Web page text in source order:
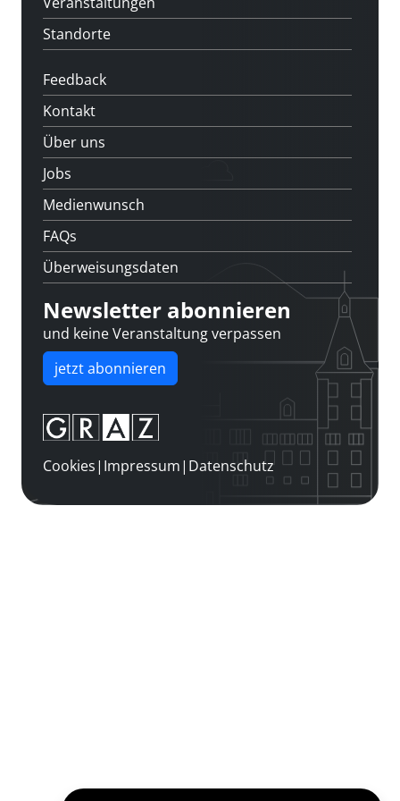
Standorte
Feedback
Kontakt
Über uns
Jobs
Medienwunsch
FAQs
Überweisungsdaten
Newsletter abonnieren
und keine Veranstaltung verpassen
jetzt abonnieren
Cookies| Impressum| Datenschutz